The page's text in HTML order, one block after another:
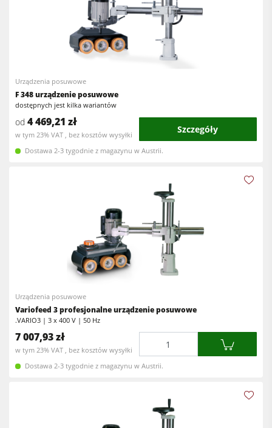
Urządzenia posuwowe
F 348 urządzenie posuwowe
dostępnych jest kilka wariantów
od 4 469,21 zł
w tym 23% VAT , bez kosztów wysyłki Szczegóły
Dostawa 2-3 tygodnie z magazynu w Austrii.
Urządzenia posuwowe
Variofeed 3 profesjonalne urządzenie posuwowe
.VARIO3 | 3 x 400 V | 50 Hz
7 007,93 zł
w tym 23% VAT , bez kosztów wysyłki
Dostawa 2-3 tygodnie z magazynu w Austrii.